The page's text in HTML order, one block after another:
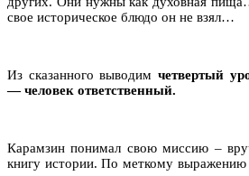
свое историческое блюдо он не взял…
Из сказанного выводим четвертый
— человек ответственный.
Карамзин понимал свою миссию –
книгу истории. По меткому